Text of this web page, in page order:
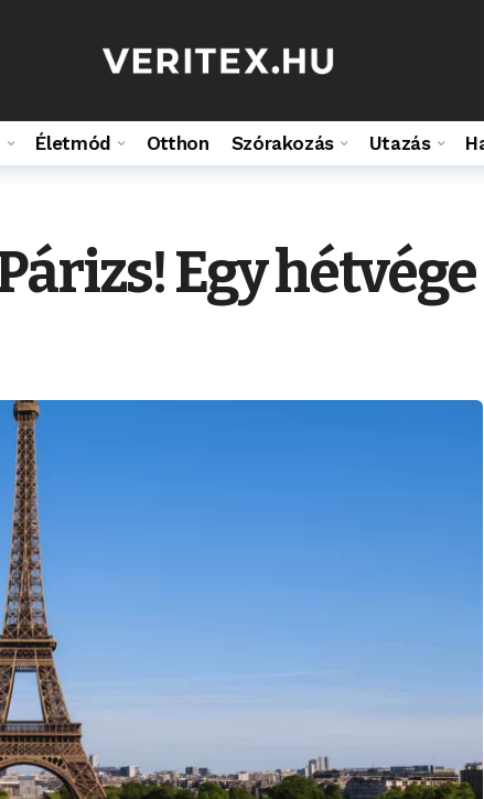
Életmód Otthon Szórakozás Utazás
Egy